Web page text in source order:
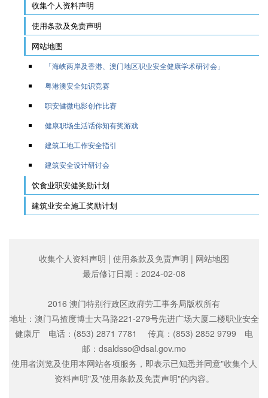
收集个人资料声明
使用条款及免责声明
网站地图
「海峡两岸及香港、澳门地区职业安全健康学术研讨会」
粤港澳安全知识竞赛
职安健微电影创作比赛
健康职场生活话你知有奖游戏
建筑工地工作安全指引
建筑安全设计研讨会
饮食业职安健奖励计划
建筑业安全施工奖励计划
收集个人资料声明 | 使用条款及免责声明 | 网站地图
最后修订日期： 2024-02-08
2016 澳门特别行政区政府劳工事务局版权所有
地址：澳门马揸度博士大马路221-279号先进广场大厦二楼职业安全
健康厅 电话：(853) 2871 7781 传真：(853) 2852 9799 电
邮：dsaldsso@dsal.gov.mo
使用者浏览及使用本网站各项服务，即表示已知悉并同意"收集个人
资料声明"及"使用条款及免责声明"的内容。